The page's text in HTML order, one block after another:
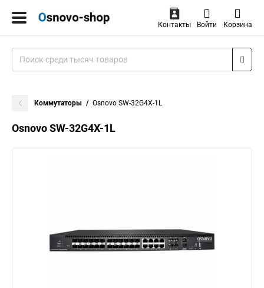
Контакты Войти Корзина
Коммутаторы Osnovo SW-32G4X-1L
Osnovo SW-32G4X-1L